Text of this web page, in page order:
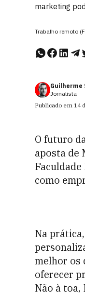
marketing
Trabalho remoto
Guilherme
Jornalista
Publicado em 14
O futuro
aposta de
como
Na
melhor os
oferecer
Não à toa,